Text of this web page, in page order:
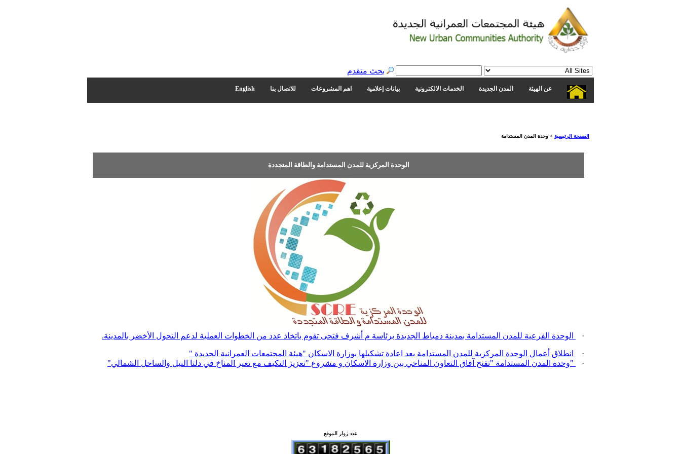
بحث متقدم
عن الهيئة المدن الجديدة الخدمات الالكترونية بيانات إعلامية اهم المشروعات للاتصال بنا English
الصفحة الرئيسية > وحدة المدن المستدامة
الوحدة المركزية للمدن المستدامة والطاقة المتجددة
· الوحدة الفرعية للمدن المستدامة بمدينة دمياط الجديدة برئاسة م أشرف فتحى تقوم باتخاذ عدد من الخطوات العملية لدعم التحول الأخضر بالمدينة.
· انطلاق أعمال الوحدة المركزية للمدن المستدامة بعد اعادة تشكيلها بوزارة الاسكان "هيئة المجتمعات العمرانية الجديدة "
·
"وحدة المدن المستدامة "تفتح آفاق التعاون المناخي بين وزارة الاسكان و مشروع "تعزيز التكيف مع تغير المناخ في دلتا النيل والساحل الشمالي"
عدد زوار الموقع